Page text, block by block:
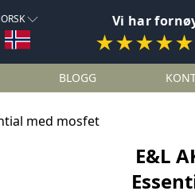
Vi har
BLOGG
med mosfet
E&L